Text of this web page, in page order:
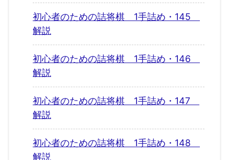
初心者のための詰将棋 1手詰め・145
解説
初心者のための詰将棋 1手詰め・146
解説
初心者のための詰将棋 1手詰め・147
解説
初心者のための詰将棋 1手詰め・148
解説